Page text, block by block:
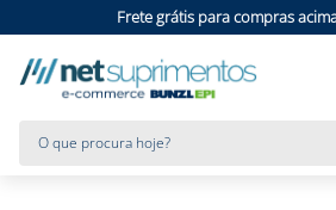
Frete grátis para compras